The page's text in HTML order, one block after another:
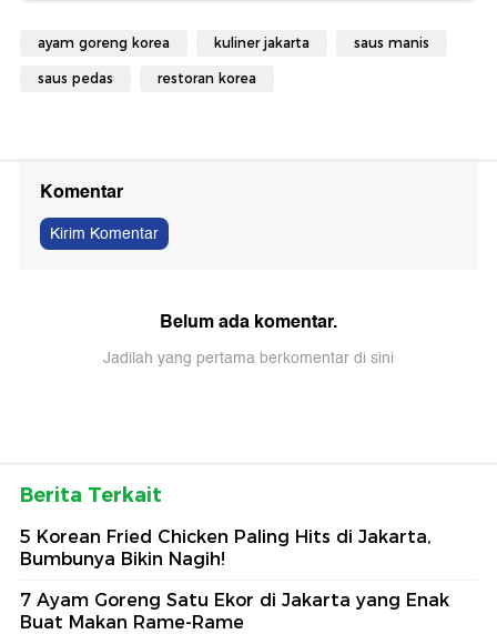
ayam goreng korea kuliner jakarta saus manis
saus pedas restoran korea
Komentar
Kirim Komentar
Belum ada komentar.
Jadilah yang pertama berkomentar di sini
Berita Terkait
5 Korean Fried Chicken Paling Hits di Jakarta,
Bumbunya Bikin Nagih!
7 Ayam Goreng Satu Ekor di Jakarta yang Enak
Buat Makan Rame-Rame